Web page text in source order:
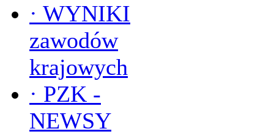
· WYNIKI
zawodów
krajowych
· PZK -
NEWSY